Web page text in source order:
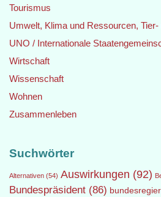
Tourismus
Umwelt, Klima und Ressourcen,
UNO / Internationale
Wirtschaft
Wissenschaft
Wohnen
Zusammenleben
Suchwörter
Alternativen (54) Auswirkungen (92)
Bundespräsident (86)